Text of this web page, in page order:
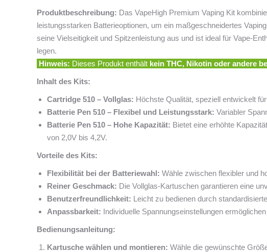
Produktbeschreibung: Das VapeHigh Premium Vaping Kit
leistungsstarken Batterieoptionen, um ein maßgeschneidertes
seine Vielseitigkeit und Spitzenleistung aus und ist ideal für Vape-
legen.
Hinweis: Dieses Produkt enthält kein THC, Nikotin oder andere
Inhalt des Kits:
Cartridge 510 – Vollglas: Höchste Qualität, speziell entwickelt
Batterie Pen 510 – Flexibel und Leistungsstark: Variabler
Batterie Pen 510 – Hohe Kapazität: Bietet eine erhöhte
von 2,0V bis 4,2V.
Vorteile des Kits:
Flexibilität bei der Batteriewahl: Wähle zwischen flexibler und
Reiner Geschmack: Die Vollglas-Kartuschen garantieren eine
Benutzerfreundlichkeit: Leicht zu bedienen durch
Anpassbarkeit: Individuelle Spannungseinstellungen
Bedienungsanleitung:
Kartusche wählen und montieren: Wähle die gewünschte